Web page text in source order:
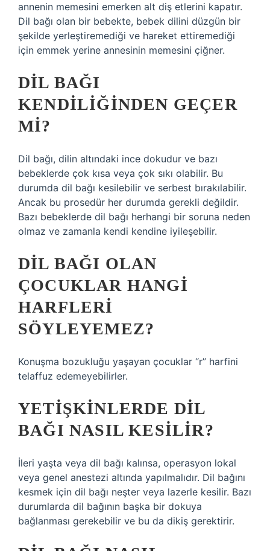
annenin memesini emerken alt diş etlerini kapatır.
Dil bağı olan bir bebekte, bebek dilini düzgün bir
şekilde yerleştiremediği ve hareket ettiremediği
için emmek yerine annesinin memesini çiğner.
DIL BAĞI
KENDILIĞINDEN GEÇER
MI?
Dil bağı, dilin altındaki ince dokudur ve bazı
bebeklerde çok kısa veya çok sıkı olabilir. Bu
durumda dil bağı kesilebilir ve serbest bırakılabilir.
Ancak bu prosedür her durumda gerekli değildir.
Bazı bebeklerde dil bağı herhangi bir soruna neden
olmaz ve zamanla kendi kendine iyileşebilir.
DIL BAĞI OLAN
ÇOCUKLAR HANGI
HARFLERI
SÖYLEYEMEZ?
Konuşma bozukluğu yaşayan çocuklar “r” harfini
telaffuz edemeyebilirler.
YETIŞKINLERDE DIL
BAĞI NASIL KESILIR?
İleri yaşta veya dil bağı kalınsa, operasyon lokal
veya genel anestezi altında yapılmalıdır. Dil bağını
kesmek için dil bağı neşter veya lazerle kesilir. Bazı
durumlarda dil bağının başka bir dokuya
bağlanması gerekebilir ve bu da dikiş gerektirir.